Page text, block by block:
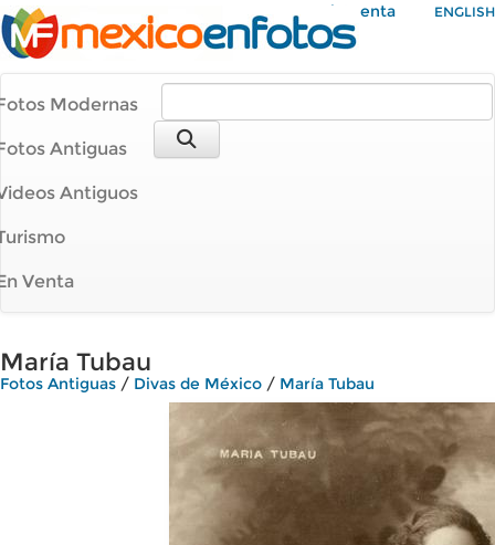
Mi Cuenta ENGLISH
Modernas
Antiguas
Antiguos
Venta
María Tubau
Fotos Antiguas / Divas de México / María Tubau